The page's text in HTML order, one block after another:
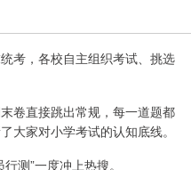
考，各校自主组织考试、挑选
卷直接跳出常规，每一道题都
大家对小学考试的认知底线。
测”一度冲上热搜。